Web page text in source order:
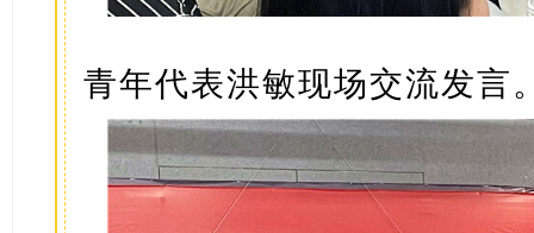
青年代表洪敏现场交流发言